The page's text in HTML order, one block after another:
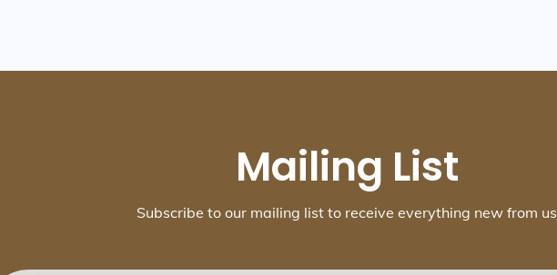
Mailing List
Subscribe to our mailing list to receive everything new from us